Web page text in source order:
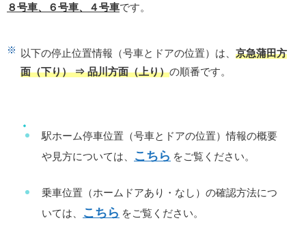
８号車、６号車、４号車です。
以下の停止位置情報（号車とドアの位置）は、 京急蒲田方
面（下り） ⇒ 品川方面（上り）の順番です。
駅ホーム停車位置（号車とドアの位置）情報の概要
や見方については、
こちら をご覧ください。
乗車位置（ホームドアあり・なし）の確認方法につ
いては、
こちら をご覧ください。